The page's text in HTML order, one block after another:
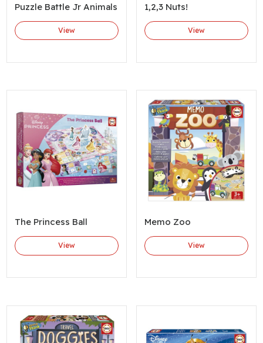
Puzzle Battle Jr Animals
View
1,2,3 Nuts!
View
The Princess Ball
View
Memo Zoo
View